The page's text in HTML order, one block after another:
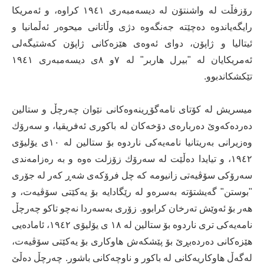
رۆزفڵت لە واشنتۆن لە دیسەمبەری ١٩٤١ كراوە، و ئەمریكا
رایگەیاندوە دەچێتە جەنگەوە دژی وڵاتانی میحوەر ئەڵمانیا و
ئیتالیا و ژاپۆن، دوای ئەوەی هێزەكانی ژاپۆن كەشتیگەلی
ئەمریكایان لە "بیرل هاربر" لە ٧و ٨ی دیسەمبەری ١٩٤١
تێكشكاندبوو.
میسریش لە كۆتای نامەگۆڕینەوەكانی نێوان چەرچڵ و ستالین
دەردەكەوێ دەربارەی دۆخەكان لە باكوری ئەفریقیا، و سەرۆك
وەزیرانی بەریتانیا نامەیەكی ناردوە بۆ ستالین لە ١٠ی یۆلیۆی
١٩٤٢، و تیایدا دەڵێت لە سەرۆك زۆزلت ەوە و بە رەزامەندی
سەرۆكی سۆڤیەتی زانیومە كە چل فرۆكەی شەڕ كەر لە جۆری
"بوستن" گەیشتۆتە بەسرەو لە رێگادایە بۆ یەكێتی سۆڤیەت، و
هەر بۆ ئەوێش تەرخان كرابوو. زۆری بەسەردا نەچو تاكو چەرچڵ
نامەیەكی تری ناردوە بۆ ستالین لە ١٨ ی یۆلیۆی ١٩٤٢، ئامادەیی
هێزەكانی دەردەبڕێ بۆ پێشكەش هاوكاری بۆ یەكێتی سۆڤیەت،
لەگەڵ هاوكاریەكانی لە باكور و ناوچەكانی باشور. چەرچڵ دەڵێ